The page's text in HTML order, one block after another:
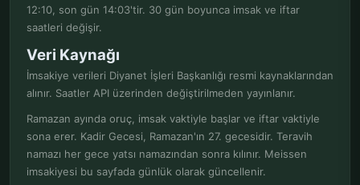
12:10, son gün 14:03'tir. 30 gün boyunca imsak ve iftar
saatleri değişir.
Veri Kaynağı
İmsakiye verileri Diyanet İşleri Başkanlığı resmi kaynaklarından
alınır. Saatler API üzerinden değiştirilmeden yayınlanır.
Ramazan ayında oruç, imsak vaktiyle başlar ve iftar vaktiyle
sona erer. Kadir Gecesi, Ramazan'ın 27. gecesidir. Teravih
namazı her gece yatsı namazından sonra kılınır. Meissen
imsakiyesi bu sayfada günlük olarak güncellenir.